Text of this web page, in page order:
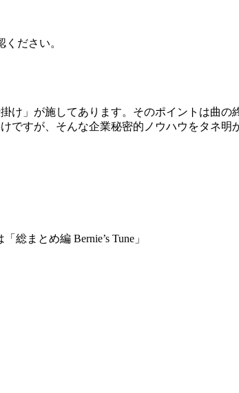
ください。
け」が施してあります。 そのポイントは曲の
ですが、 そんな企業秘密的ノウハウをタネ明
総まとめ編 Bernie’s Tune」